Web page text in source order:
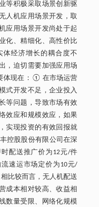
等积极采取场景创新驱
人机应用场景开发，取
应用场景开发尚处于起
化、精细化、高性价比
体经济增长的耦合度不
，迫切需要加强应用场
体现在：① 在市场运营
式开发不足，企业投入
等问题，导致市场有效
效应和规模效应，如果
实现投资的有效回报就
控股股份有限公司在深
配送推广价为12元/件
速运市场定价为10元/
比较而言，无人机配送
成本相对较高、收益相
数量受限、网络化规模